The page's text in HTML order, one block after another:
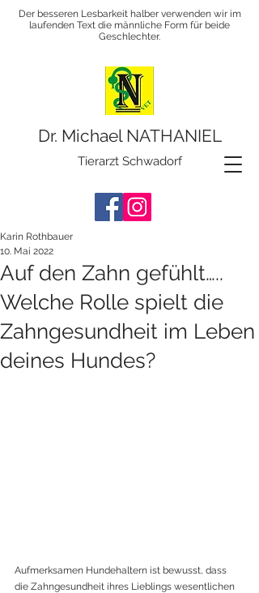
Der besseren Lesbarkeit halber verwenden wir im
laufenden Text die männliche Form für beide
Geschlechter.
Dr. Michael NATHANIEL
Tierarzt Schwadorf
Auf den Zahn gefühlt…..
Welche Rolle spielt die
Zahngesundheit im Leben
deines Hundes?
Karin Rothbauer
10. Mai 2022
Aufmerksamen Hundehaltern ist bewusst, dass
die Zahngesundheit ihres Lieblings wesentlichen